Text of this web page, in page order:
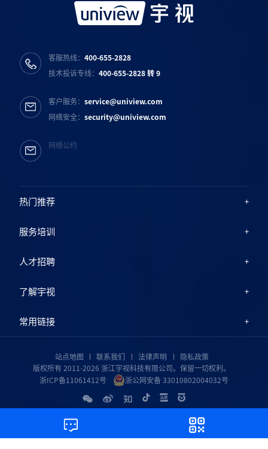
热门推荐
服务培训
人才招聘
了解宇视
常用链接
客服热线：400-655-2828
技术投诉专线：400-655-2828 转 9
客户服务：service@uniview.com
网络安全：security@uniview.com
网络公约
站点地图 联系我们 法律声明
隐私政策
版权所有 2011-2026 浙江宇视科技有限公司。保留一切权利。
浙ICP备11061412号
浙公网安备 33010802004032号